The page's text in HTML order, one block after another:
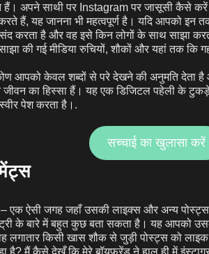
अपने साथी पर Instagram पर जासूसी कैसे करें
हैं, यह जानना भी महत्वपूर्ण है। यदि आपको इन
करता है और वह इसे किन लोगों के साथ साझा
की गई मीडिया रुचियों, शौकों और यहां तक
आपको केवल शब्दों से परे देखने की अनुमति देता
का हिस्सा हैं। यह एक डिजिटल पहेली के टुकड़े
पेश करता है।.
सच्चाई का खुलासा करें
– एक ऐसी जगह जहाँ उसकी लाइक्स और अन्य
के बारे में बहुत कुछ बता सकता है। यह आपको
लगातार किसी खास शौक से जुड़ी पोस्ट्स को
है? मैं कैसे देखूँ कि मेरे बॉयफ्रेंड ने हाल ही में